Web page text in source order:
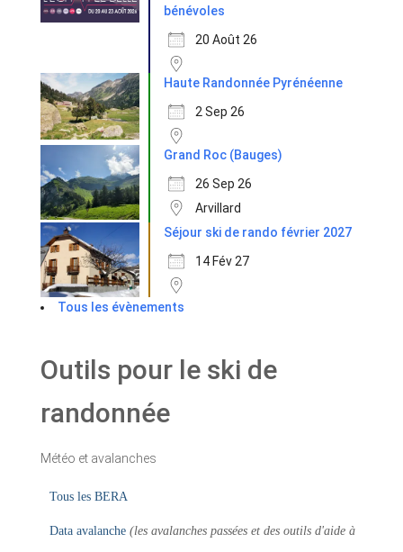
bénévoles
20 Août 26
Haute Randonnée Pyrénéenne
2 Sep 26
Grand Roc (Bauges)
26 Sep 26
Arvillard
Séjour ski de rando février 2027
14 Fév 27
Tous les évènements
Outils pour le ski de
randonnée
Météo et avalanches
Tous les BERA
Data avalanche (les avalanches passées et des outils d'aide à